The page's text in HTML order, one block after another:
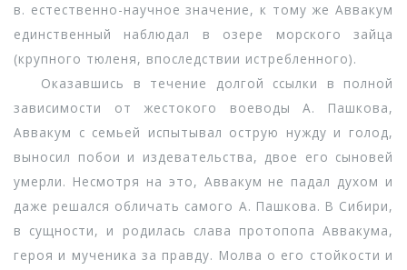
в. естественно-научное значение, к тому же Аввакум
единственный наблюдал в озере морского зайца
(крупного тюленя, впоследствии истребленного).
Оказавшись в течение долгой ссылки в полной
зависимости от жестокого воеводы А. Пашкова,
Аввакум с семьей испытывал острую нужду и голод,
выносил побои и издевательства, двое его сыновей
умерли. Несмотря на это, Аввакум не падал духом и
даже решался обличать самого А. Пашкова. В Сибири,
в сущности, и родилась слава протопопа Аввакума,
героя и мученика за правду. Молва о его стойкости и